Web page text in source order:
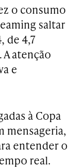
o consumo
saltar
de 4,7
atenção
e
à Copa
mensageria,
entender o
real.